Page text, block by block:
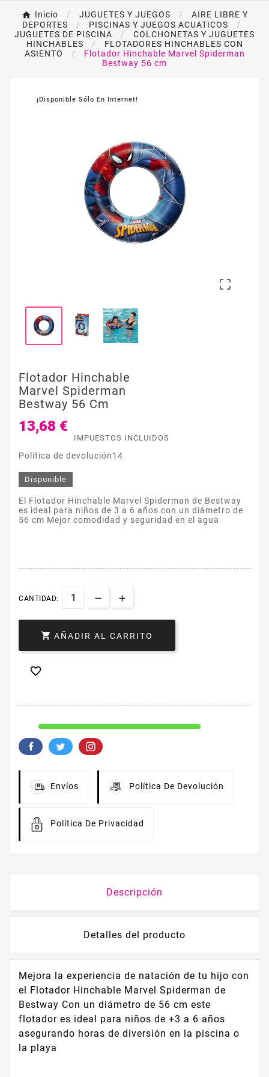
Inicio JUGUETES Y JUEGOS
AIRE LIBRE Y
DEPORTES
PISCINAS Y JUEGOS ACUATICOS
JUGUETES DE PISCINA
COLCHONETAS Y JUGUETES
HINCHABLES
FLOTADORES HINCHABLES CON
ASIENTO
Flotador Hinchable Marvel Spiderman
Bestway 56 cm
¡Disponible Sólo En Internet!

Flotador Hinchable
Marvel Spiderman
Bestway 56 Cm
13,68 €
IMPUESTOS INCLUIDOS
Política de devolución14
Disponible
El Flotador Hinchable Marvel Spiderman de Bestway
es ideal para niños de 3 a 6 años con un diámetro de
56 cm Mejor comodidad y seguridad en el agua
CANTIDAD:
 AÑADIR AL CARRITO

Envíos Política De Devolución
Política De Privacidad
Descripción
Detalles del producto
Mejora la experiencia de natación de tu hijo con
el Flotador Hinchable Marvel Spiderman de
Bestway Con un diámetro de 56 cm este
flotador es ideal para niños de +3 a 6 años
asegurando horas de diversión en la piscina o
la playa